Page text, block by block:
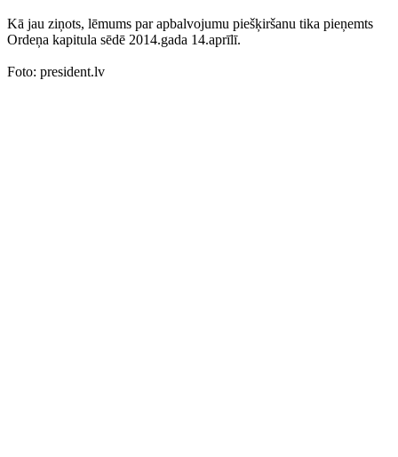
Kā jau ziņots, lēmums par apbalvojumu piešķiršanu tika pieņemts
Ordeņa kapitula sēdē 2014.gada 14.aprīlī.
Foto: president.lv